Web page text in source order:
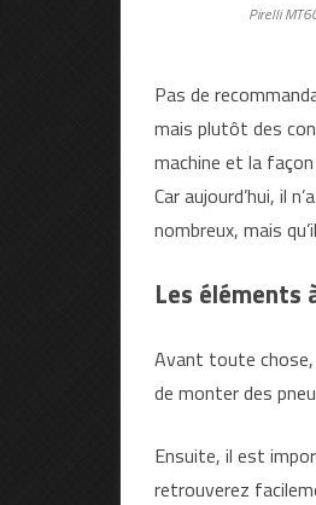
Pirelli
Pas de
mais plutôt des
machine et la
Car aujourd’hui, il
nombreux, mais
Les éléments
Avant toute chose,
de monter des
Ensuite, il est
retrouverez